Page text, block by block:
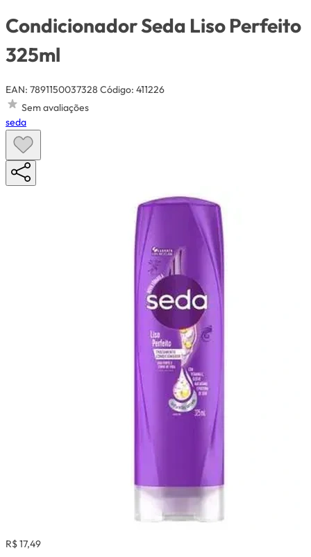
Condicionador Seda Liso Perfeito
325ml
EAN: 7891150037328 Código: 411226
Sem avaliações
seda
R$ 17,49